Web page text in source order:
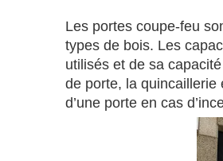
Les portes coupe-feu
types de bois. Les
utilisés et de sa
de porte, la quincaillerie
d’une porte en cas